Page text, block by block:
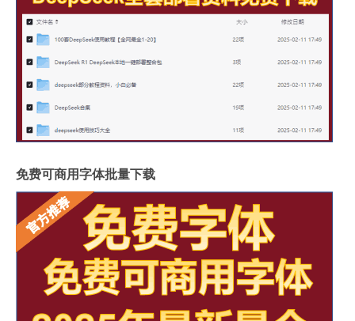
免费可商用字体批量下载